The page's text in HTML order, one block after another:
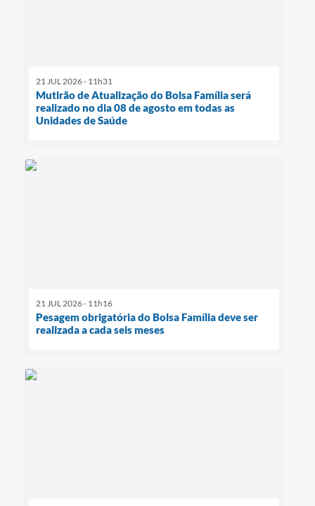
21 JUL 2026 - 11h31
Mutirão de Atualização do Bolsa Família será
realizado no dia 08 de agosto em todas as
Unidades de Saúde
21 JUL 2026 - 11h16
Pesagem obrigatória do Bolsa Família deve ser
realizada a cada seis meses